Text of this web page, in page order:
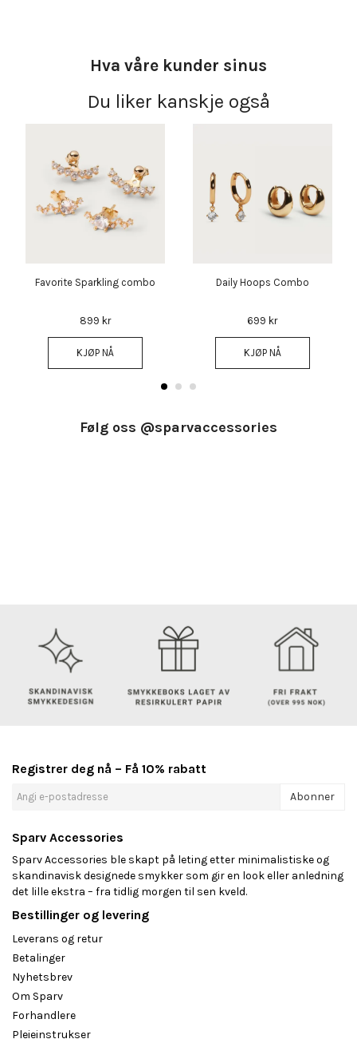
Hva våre kunder sinus
Du liker kanskje også
Favorite Sparkling combo
899 kr
KJØP NÅ
Daily Hoops Combo
699 kr
KJØP NÅ
Følg oss @sparvaccessories
Registrer deg nå – Få 10% rabatt
Abonner
Sparv Accessories
Sparv Accessories ble skapt på leting etter minimalistiske og
skandinavisk designede smykker som gir en look eller anledning
det lille ekstra – fra tidlig morgen til sen kveld.
Bestillinger og levering
Leverans og retur
Betalinger
Nyhetsbrev
Om Sparv
Forhandlere
Pleieinstrukser